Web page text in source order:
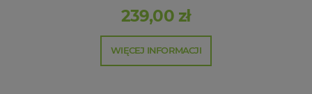
239,00 zł
WIĘCEJ INFORMACJI